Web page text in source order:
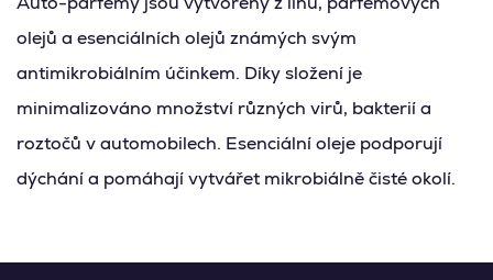
olejů a esenciálních olejů známých svým
antimikrobiálním účinkem. Díky složení je
minimalizováno množství různých virů, bakterií a
roztočů v automobilech. Esenciální oleje podporují
dýchání a pomáhají vytvářet mikrobiálně čisté okolí.